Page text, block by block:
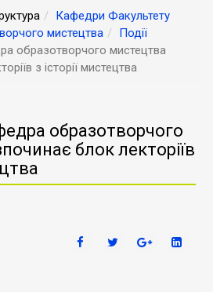
Кафедри Факультету
мистецтва
Події
образотворчого мистецтва
з історії мистецтва
образотворчого
блок лекторіїв